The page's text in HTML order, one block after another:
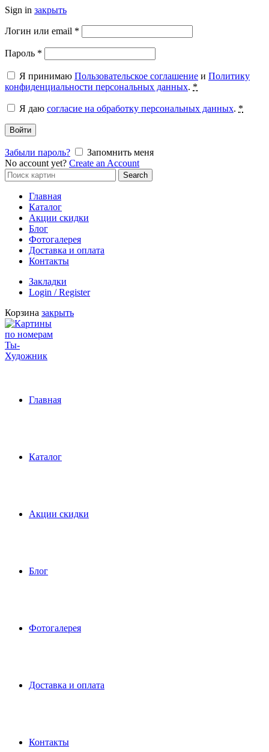
Sign in закрыть
Логин или email *
Пароль *
Я принимаю Пользовательское соглашение и Политику
конфиденциальности персональных данных. *
Я даю согласие на обработку персональных данных. *
Войти
Забыли пароль?
Запомнить меня
No account yet? Create an Account
Search
for:
Search
Главная
Каталог
Акции скидки
Блог
Фотогалерея
Доставка и оплата
Контакты
Закладки
Login / Register
Корзина закрыть
Главная
Каталог
Акции скидки
Блог
Фотогалерея
Доставка и оплата
Контакты